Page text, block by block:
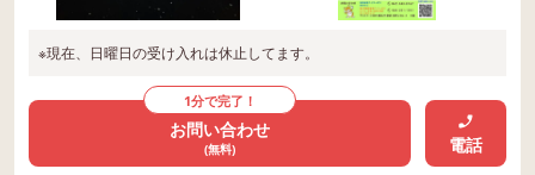
※現在、日曜日の受け入れは休止してます。
1分で完了！
お問い合わせ
(無料) 電話